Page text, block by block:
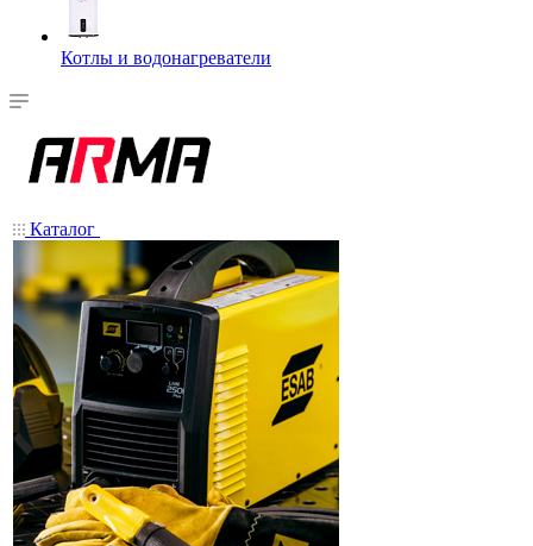
Котлы и водонагреватели
Каталог